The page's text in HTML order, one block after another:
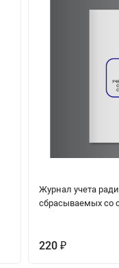
Журнал учета
сбрасываемых со
220 ₽